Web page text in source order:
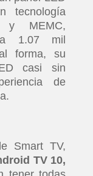
tecnología
y MEMC,
1.07 mil
forma, su
casi sin
de
Smart TV,
TV 10,